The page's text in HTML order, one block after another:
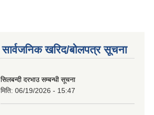
सार्वजनिक खरिद/बोलपत्र सूचना
सिलबन्दी दरभाउ सम्बन्धी सूचना
मिति: 06/19/2026 - 15:47